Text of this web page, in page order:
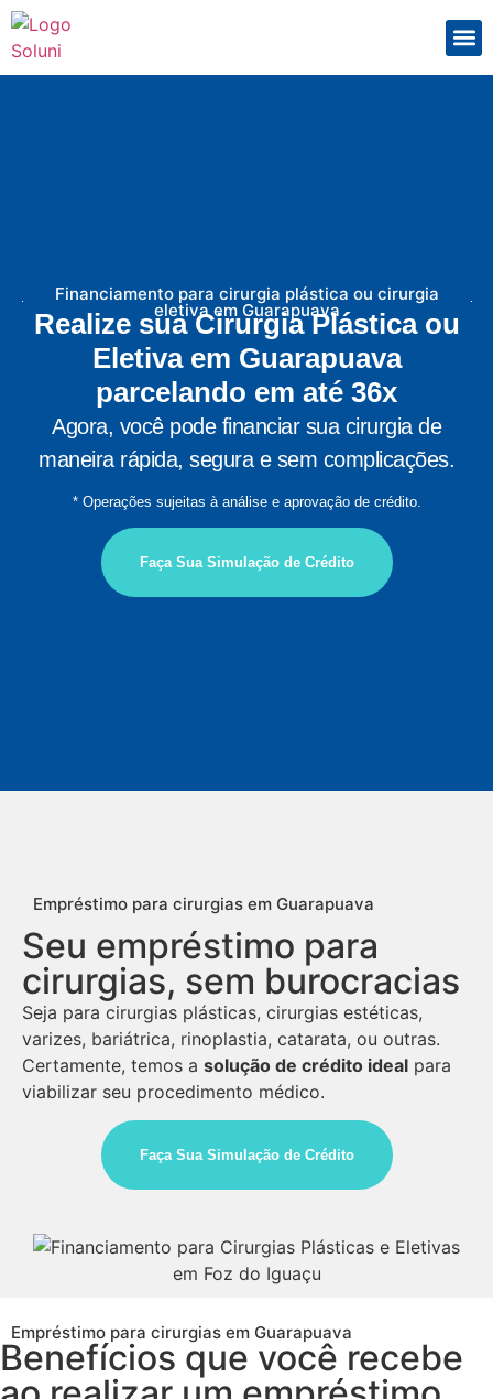
Financiamento para cirurgia plástica ou cirurgia
eletiva em Guarapuava
Realize sua Cirurgia Plástica ou
Eletiva em Guarapuava
parcelando em até 36x
Agora, você pode financiar sua cirurgia de
maneira rápida, segura e sem complicações.
* Operações sujeitas à análise e aprovação de crédito.
Faça Sua Simulação de Crédito
Empréstimo para cirurgias em Guarapuava
Seu empréstimo para
cirurgias, sem burocracias
Seja para cirurgias plásticas, cirurgias estéticas,
varizes, bariátrica, rinoplastia, catarata, ou outras.
Certamente, temos a solução de crédito ideal para
viabilizar seu procedimento médico.
Faça Sua Simulação de Crédito
Empréstimo para cirurgias em Guarapuava
Benefícios que você recebe